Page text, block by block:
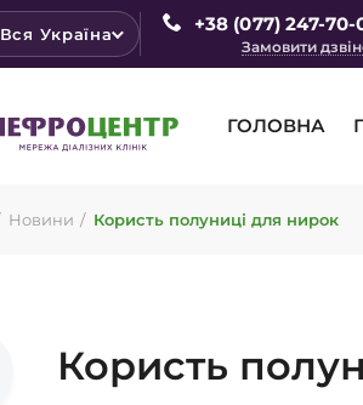
Вся Україна +38 (077) 247-70-
Замовити
ГОЛОВНА
Новини Користь полуниці для нирок
Користь